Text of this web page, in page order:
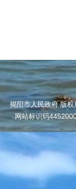
揭阳市人民政府 版
网站标识码